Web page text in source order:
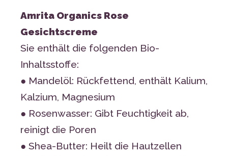
Amrita Organics Rose
Gesichtscreme
Sie enthält die folgenden Bio-
Inhaltsstoffe:
● Mandelöl: Rückfettend, enthält Kalium,
Kalzium, Magnesium
● Rosenwasser: Gibt Feuchtigkeit ab,
reinigt die Poren
● Shea-Butter: Heilt die Hautzellen